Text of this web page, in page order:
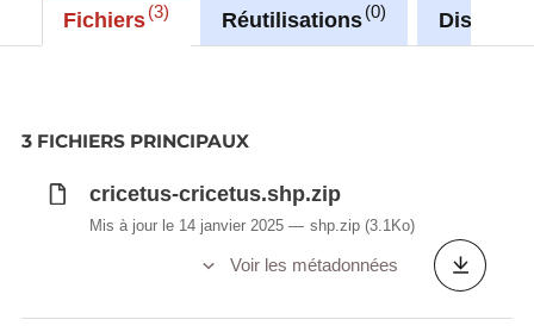
Fichiers 3 Réutilisations 0
3 FICHIERS PRINCIPAUX
cricetus-cricetus.shp.zip
Mis à jour le 14 janvier 2025 shp.zip (3.1Ko)
Voir les métadonnées